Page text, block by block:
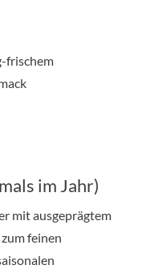
frischem
im Jahr)
mit ausgeprägtem
feinen